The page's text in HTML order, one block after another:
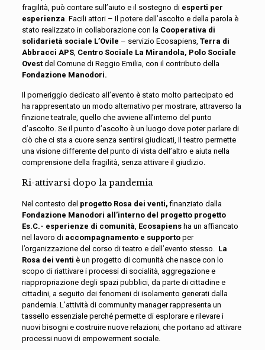
fragilità, può contare sull’aiuto e il sostegno di esperti per
esperienza. Facili attori – Il potere dell’ascolto e della parola è
stato realizzato in collaborazione con la Cooperativa di
solidarietà sociale L’Ovile – servizio Ecosapiens, Terra di
Abbracci APS, Centro Sociale La Mirandola, Polo Sociale
Ovestdel Comune di Reggio Emilia, con il contributo della
Fondazione Manodori.
Il pomeriggio dedicato all’evento è stato molto partecipato ed
ha rappresentato un modo alternativo per mostrare, attraverso la
finzione teatrale, quello che avviene all’interno del punto
d’ascolto. Se il punto d’ascolto è un luogo dove poter parlare di
ciò che ci sta a cuore senza sentirsi giudicati, Il teatro permette
una visione differente del punto di vista dell’altro e aiuta nella
comprensione della fragilità, senza attivare il giudizio.
Ri-attivarsi dopo la pandemia
Nel contesto del progetto Rosa dei venti, finanziato dalla
Fondazione Manodori all’interno del progetto progetto
Es.C.- esperienze di comunità, Ecosapiens ha un affiancato
nel lavoro di accompagnamento e supportoper
l’organizzazione del corso di teatro e dell’evento stesso. La
Rosa dei venti è un progetto di comunitàche nasce con lo
scopo di riattivare i processi di socialità, aggregazione e
riappropriazione degli spazi pubblici, da parte di cittadine e
cittadini, a seguito dei fenomeni di isolamento generati dalla
pandemia. L’attività di community manager rappresenta un
tassello essenziale perché permette di esplorare e rilevare i
nuovi bisogni e costruire nuove relazioni, che portano ad attivare
processi nuovi di empowerment sociale.